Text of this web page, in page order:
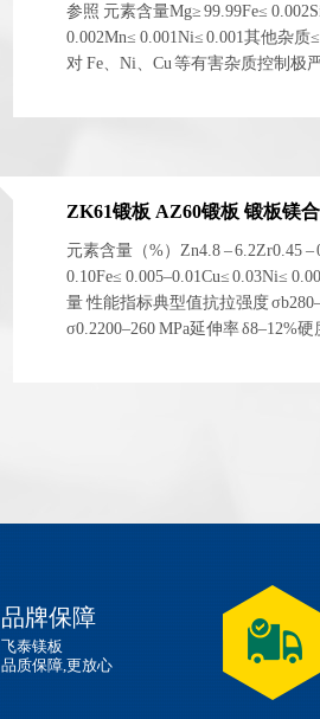
参照 元素含量Mg≥ 99.99Fe≤
0.002Mn≤ 0.001Ni≤ 0.001其他杂质
对 Fe、Ni、Cu 等有害杂质控制极
ZK61锻板 AZ60锻板 锻板镁
元素含量（%）Zn4.8 – 6.2Zr0.45 –
0.10Fe≤ 0.005–0.01Cu≤ 0.03Ni≤
量 性能指标典型值抗拉强度
σ0.2200–260 MPa延伸率 δ8–12%
品牌保障
飞泰镁板
品质保障,更放心